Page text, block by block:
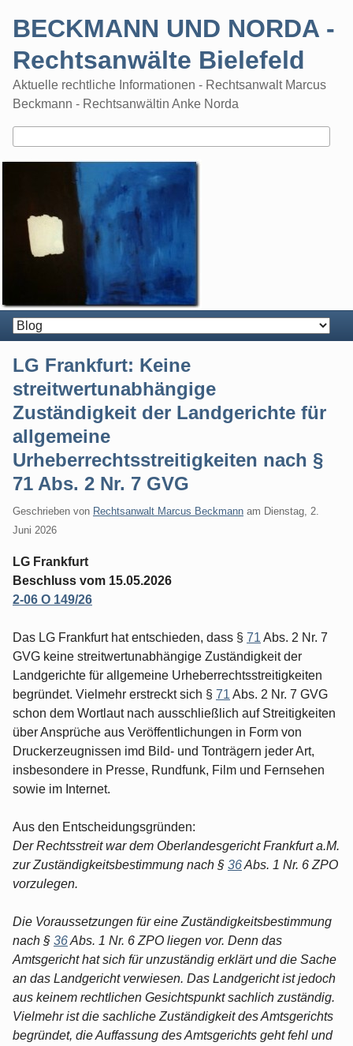
BECKMANN UND NORDA -
Rechtsanwälte Bielefeld
Aktuelle rechtliche Informationen - Rechtsanwalt Marcus
Beckmann - Rechtsanwältin Anke Norda
LG Frankfurt: Keine
streitwertunabhängige
Zuständigkeit der Landgerichte für
allgemeine
Urheberrechtsstreitigkeiten nach §
71 Abs. 2 Nr. 7 GVG
Geschrieben von Rechtsanwalt Marcus Beckmann am Dienstag, 2.
Juni 2026
LG Frankfurt
Beschluss vom 15.05.2026
2-06 O 149/26
Das LG Frankfurt hat entschieden, dass § 71 Abs. 2 Nr. 7
GVG keine streitwertunabhängige Zuständigkeit der
Landgerichte für allgemeine Urheberrechtsstreitigkeiten
begründet. Vielmehr erstreckt sich § 71 Abs. 2 Nr. 7 GVG
schon dem Wortlaut nach ausschließlich auf Streitigkeiten
über Ansprüche aus Veröffentlichungen in Form von
Druckerzeugnissen imd Bild- und Tonträgern jeder Art,
insbesondere in Presse, Rundfunk, Film und Fernsehen
sowie im Internet.
Aus den Entscheidungsgründen:
Der Rechtsstreit war dem Oberlandesgericht Frankfurt a.M.
zur Zuständigkeitsbestimmung nach § 36Abs. 1 Nr. 6 ZPO
vorzulegen.
Die Voraussetzungen für eine Zuständigkeitsbestimmung
nach § 36Abs. 1 Nr. 6 ZPO liegen vor. Denn das
Amtsgericht hat sich für unzuständig erklärt und die Sache
an das Landgericht verwiesen. Das Landgericht ist jedoch
aus keinem rechtlichen Gesichtspunkt sachlich zuständig.
Vielmehr ist die sachliche Zuständigkeit des Amtsgerichts
begründet, die Auffassung des Amtsgerichts geht fehl und